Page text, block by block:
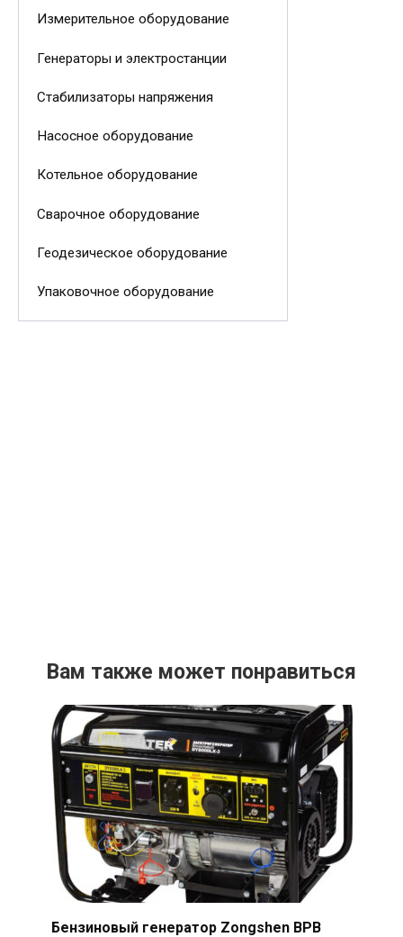
Измерительное оборудование
Генераторы и электростанции
Стабилизаторы напряжения
Насосное оборудование
Котельное оборудование
Сварочное оборудование
Геодезическое оборудование
Упаковочное оборудование
Вам также может понравиться
Бензиновый генератор Zongshen BPB